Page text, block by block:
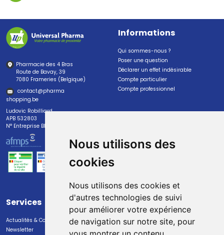
Nous utilisons des
cookies
Nous utilisons des cookies et
d'autres technologies de suivi
pour améliorer votre expérience
de navigation sur notre site, pour
Pharmacie des 4 Bras
Route de Bavay, 39
7080 Frameries (Belgique)
contact@pharma
shopping.be
Ludovic Robilliard
APB 532803
N° Entreprise BE0447.382.113
Informations
Qui sommes-nous ?
Poser une question
Déclarer un effet indésirable
Compte particulier
Compte professionnel
Services
Actualités & Conseils
Newsletter
Paiement
Paiement sécurisé